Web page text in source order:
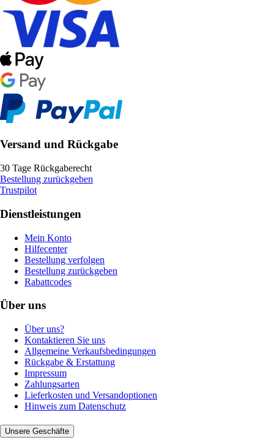
Versand und Rückgabe
30 Tage Rückgaberecht
Bestellung zurückgeben
Trustpilot
Dienstleistungen
Mein Konto
Hilfecenter
Bestellung verfolgen
Bestellung zurückgeben
Rabattcodes
Über uns
Über uns?
Kontaktieren Sie uns
Allgemeine Verkaufsbedingungen
Rückgabe & Erstattung
Impressum
Zahlungsarten
Lieferkosten und Versandoptionen
Hinweis zum Datenschutz
Unsere Geschäfte